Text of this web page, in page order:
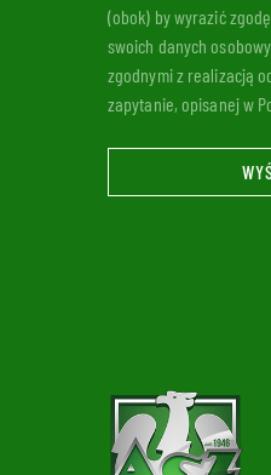
(obok) by wyrazić
swoich danych
zgodnymi z realizacją
zapytanie, opisanej w